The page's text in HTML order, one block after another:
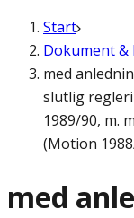
Start
Dokument &
med
slutlig
1989/90, m.
(Motion
med